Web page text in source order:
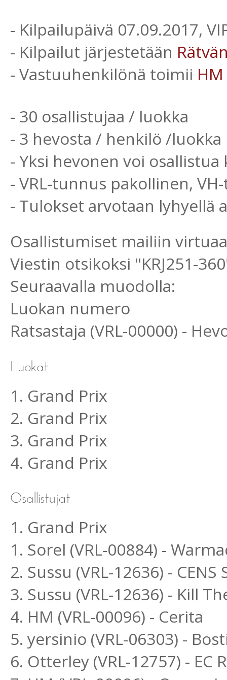
- Kilpailupäivä 07.09.2017,
- Kilpailut järjestetään
- Vastuuhenkilönä toimii HM
- 30 osallistujaa / luokka
- 3 hevosta / henkilö /luokka
- Yksi hevonen voi
- VRL-tunnus pakollinen,
- Tulokset arvotaan lyhyellä
Osallistumiset mailiin
Viestin otsikoksi "KRJ251-
Seuraavalla muodolla:
Luokan numero
Ratsastaja (VRL-00000) -
1. Grand Prix
2. Grand Prix
3. Grand Prix
4. Grand Prix
1. Grand Prix
1. Sorel (VRL-00884) -
2. Sussu (VRL-12636) -
3. Sussu (VRL-12636) - Kill
4. HM (VRL-00096) - Cerita
5. yersinio (VRL-06303) -
6. Otterley (VRL-12757) - EC